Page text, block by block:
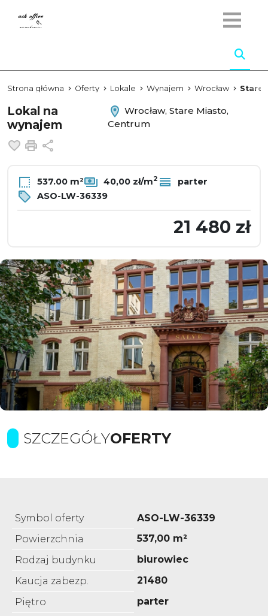
Strona główna Oferty Lokale Wynajem Wrocław Stare
Lokal na
wynajem
Wrocław, Stare Miasto,
Centrum
Dodaj do ulubionych
Drukuj
537.00 m² 40,00 zł/m2
parter
ASO-LW-36339
21 480 zł
SZCZEGÓŁYOFERTY
Symbol oferty
ASO-LW-36339
Powierzchnia
537,00 m²
Rodzaj budynku
biurowiec
Kaucja zabezp.
21480
Piętro
parter